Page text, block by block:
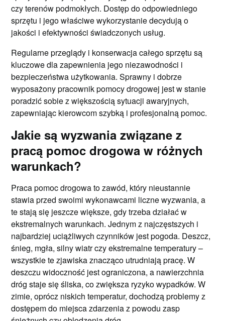
czy terenów podmokłych. Dostęp do odpowiedniego
sprzętu i jego właściwe wykorzystanie decydują o
jakości i efektywności świadczonych usług.
Regularne przeglądy i konserwacja całego sprzętu są
kluczowe dla zapewnienia jego niezawodności i
bezpieczeństwa użytkowania. Sprawny i dobrze
wyposażony pracownik pomocy drogowej jest w stanie
poradzić sobie z większością sytuacji awaryjnych,
zapewniając kierowcom szybką i profesjonalną pomoc.
Jakie są wyzwania związane z
pracą pomoc drogowa w różnych
warunkach?
Praca pomoc drogowa to zawód, który nieustannie
stawia przed swoimi wykonawcami liczne wyzwania, a
te stają się jeszcze większe, gdy trzeba działać w
ekstremalnych warunkach. Jednym z najczęstszych i
najbardziej uciążliwych czynników jest pogoda. Deszcz,
śnieg, mgła, silny wiatr czy ekstremalne temperatury –
wszystkie te zjawiska znacząco utrudniają pracę. W
deszczu widoczność jest ograniczona, a nawierzchnia
dróg staje się śliska, co zwiększa ryzyko wypadków. W
zimie, oprócz niskich temperatur, dochodzą problemy z
dostępem do miejsca zdarzenia z powodu zasp